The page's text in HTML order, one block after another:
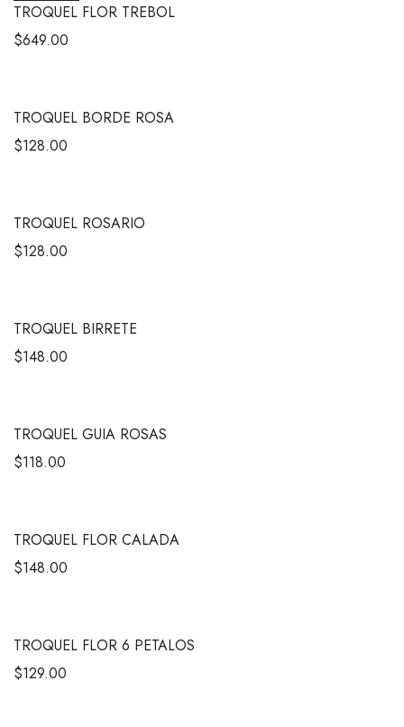
TROQUEL FLOR TREBOL
$649.00
TROQUEL BORDE ROSA
$128.00
TROQUEL ROSARIO
$128.00
TROQUEL BIRRETE
$148.00
TROQUEL GUIA ROSAS
$118.00
TROQUEL FLOR CALADA
$148.00
TROQUEL FLOR 6 PETALOS
$129.00